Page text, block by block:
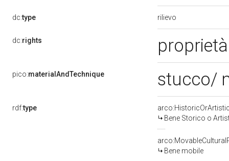
dc:type rilievo
dc:rights
pico:materialAndTechnique stucco/
rdf:type
Bene Storico o
Bene mobile